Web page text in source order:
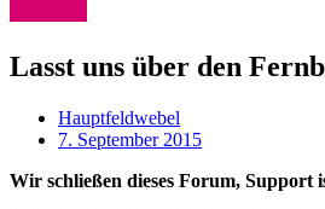
Lasst uns über den
Hauptfeldwebel
7. September 2015
Wir schließen dieses Forum, Support